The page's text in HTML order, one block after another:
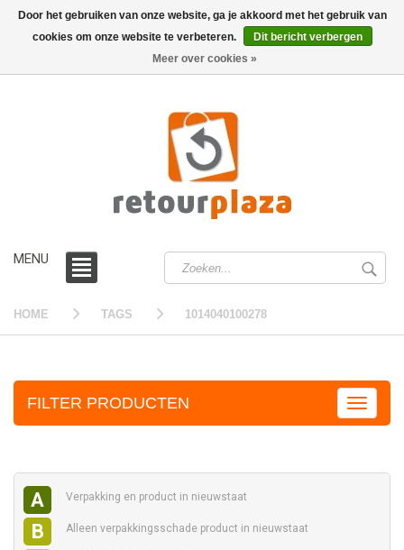
MENU
HOME TAGS 1014040100278
FILTER PRODUCTEN
A Verpakking en product in nieuwstaat
B Alleen verpakkingsschade product in nieuwstaat
Door het gebruiken van onze website, ga je akkoord met het gebruik van
cookies om onze website te verbeteren.
Dit bericht verbergen
Meer over cookies »